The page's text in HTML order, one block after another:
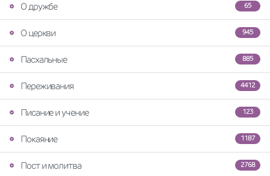
65
О дружбе
945
О церкви
885
Пасхальные
4412
Переживания
123
Писание и учение
1187
Покаяние
2768
Пост и молитва